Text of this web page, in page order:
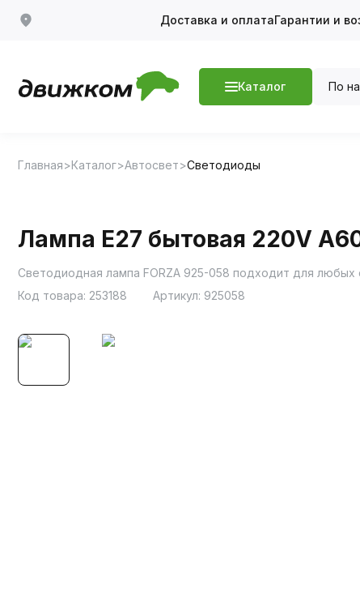
Доставка и оплатаГарантии и
Каталог По
Главная Каталог Автосвет Светодиоды
Лампа Е27 бытовая 220V
Светодиодная лампа FORZA 925-058 подходит для любых
Код товара: 253188 Артикул: 925058